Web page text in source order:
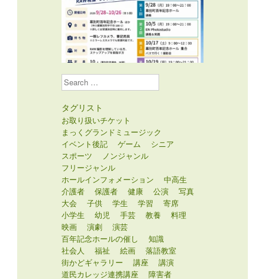
Search
タグリスト
お取り扱いチケット
まっくグランドミュージック
イベント後記
ゲーム
シニア
スポーツ
ノンジャンル
フリージャンル
ホールインフォメーション
中高生
介護者
保護者 健康 公演
写真
大会
子供 学生 学習
寄席
小学生
幼児 手芸 教養
料理
映画
演劇
演芸
百年記念ホールの催し
知識
社会人
福祉 絵画
落語教室
街かどギャラリー
講座
講演
道民カレッジ連携講座
障害者